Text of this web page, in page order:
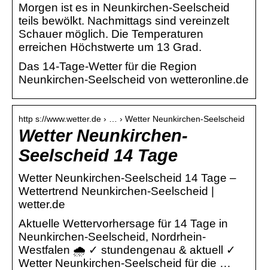
Morgen ist es in Neunkirchen-Seelscheid
teils bewölkt. Nachmittags sind vereinzelt
Schauer möglich. Die Temperaturen
erreichen Höchstwerte um 13 Grad.
Das 14-Tage-Wetter für die Region
Neunkirchen-Seelscheid von wetteronline.de
http s://www.wetter.de › … › Wetter Neunkirchen-Seelscheid
Wetter Neunkirchen-
Seelscheid 14 Tage
Wetter Neunkirchen-Seelscheid 14 Tage –
Wettertrend Neunkirchen-Seelscheid |
wetter.de
Aktuelle Wettervorhersage für 14 Tage in
Neunkirchen-Seelscheid, Nordrhein-
Westfalen 🌧️ ✓ stundengenau & aktuell ✓
Wetter Neunkirchen-Seelscheid für die …